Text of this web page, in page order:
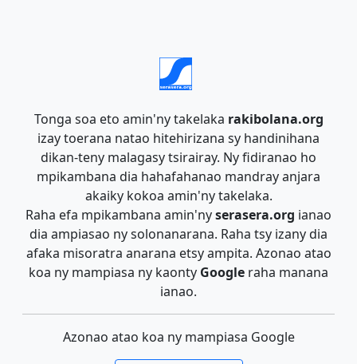
Tonga soa eto amin'ny takelaka rakibolana.org
izay toerana natao hitehirizana sy handinihana
dikan-teny malagasy tsirairay. Ny fidiranao ho
mpikambana dia hahafahanao mandray anjara
akaiky kokoa amin'ny takelaka.
Raha efa mpikambana amin'nyserasera.org ianao
dia ampiasao ny solonanarana. Raha tsy izany dia
afaka misoratra anarana etsy ampita. Azonao atao
koa ny mampiasa ny kaonty Google raha manana
ianao.
Azonao atao koa ny mampiasa Google